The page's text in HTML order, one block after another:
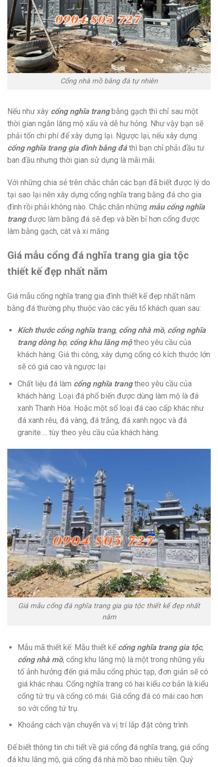
Cổng nhà mồ bằng đá tự nhiên
Nếu như xây cổng nghĩa trangbằng gạch thì chỉ sau một
thời gian ngắn lăng mộ xấu và dễ hư hỏng. Như vậy bạn sẽ
phải tốn chi phí để xây dựng lại. Ngược lại, nếu xây dựng
cổng nghĩa trang gia đình bằng đáthì bạn chỉ phải đầu tư
ban đầu nhưng thời gian sử dụng là mãi mãi.
Với những chia sẻ trên chắc chắn các bạn đã biết được lý do
tại sao lại nên xây dựng cổng nghĩa trang bằng đá cho gia
đình rồi phải không nào. Chắc chắn những mẫu cổng nghĩa
trangđược làm bằng đá sẽ đẹp và bền bỉ hơn cổng được
làm bằng gạch, cát và xi măng.
Giá mẫu cổng đá nghĩa trang gia gia tộc
thiết kế đẹp nhất năm
Giá mẫu cổng nghĩa trang gia đình thiết kế đẹp nhất năm
bằng đá thường phụ thuộc vào các yếu tổ khách quan sau:
Kích thước cổng nghĩa trang, cổng nhà mồ, cổng nghĩa
trang dòng họ, cổng khu lăng mộtheo yêu cầu của
khách hàng: Giá thi công, xây dựng cổng có kích thước lớn
sẽ có giá cao và ngược lại
Chất liệu đá làm cổng nghĩa trangtheo yêu cầu của
khách hàng: Loại đá phổ biến được dùng làm mộ là đá
xanh Thanh Hóa. Hoặc một số loại đá cao cấp khác như
đá xanh rêu, đá vàng, đá trắng, đá xanh ngọc và đá
granite…. tùy theo yêu cầu của khách hàng.
Giá mẫu cổng đá nghĩa trang gia gia tộc thiết kế đẹp nhất
năm
Mẫu mã thiết kế: Mẫu thiết kế cổng nghĩa trang gia tộc,
cổng nhà mồ, cổng khu lăng mộ là một trong những yếu
tố ảnh hưởng đến giá mẫu cổng phúc tạp, đơn giản sẽ có
giá khác nhau. Cổng nghĩa trang có hai kiểu cơ bản là kiểu
cổng tứ trụ và cổng có mái. Giá cổng đá có mái cao hơn
so với cổng tứ trụ.
Khoảng cách vận chuyển và vị trí lắp đặt công trình
Để biết thông tin chi tiết về giá cổng đá nghĩa trang, giá cổng
đá khu lăng mộ, giá cổng đá nhà mồ bao nhiêu tiền. Quý